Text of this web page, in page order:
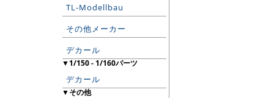
TL-Modellbau
その他メーカー
デカール
▼1/150 - 1/160パーツ
デカール
▼その他